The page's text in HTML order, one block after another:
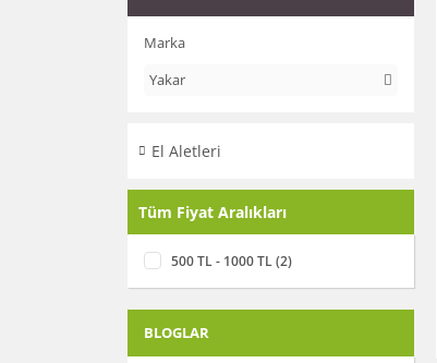
Marka
Yakar
El Aletleri
Tüm Fiyat Aralıkları
500 TL - 1000 TL (2)
BLOGLAR